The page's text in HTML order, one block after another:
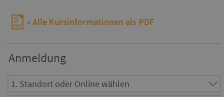
Alle Kursinformationen als PDF
Anmeldung